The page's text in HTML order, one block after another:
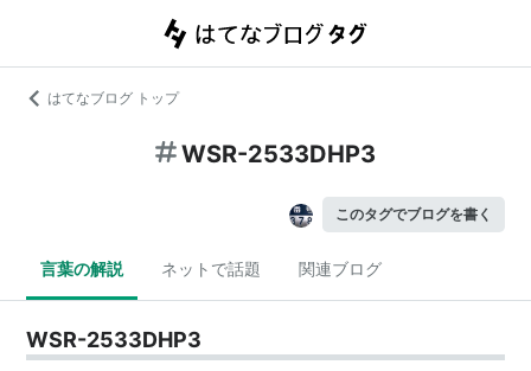
はてなブログ トップ
WSR-2533DHP3
このタグでブログを書く
言葉の解説 ネットで話題 関連ブログ
WSR-2533DHP3